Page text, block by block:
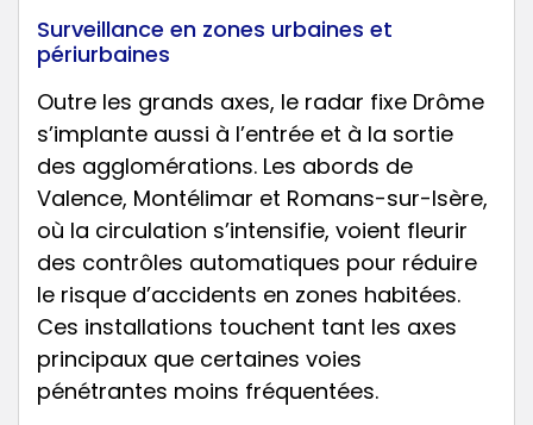
Surveillance en zones urbaines et
périurbaines
Outre les grands axes, le radar fixe Drôme
s’implante aussi à l’entrée et à la sortie
des agglomérations. Les abords de
Valence, Montélimar et Romans-sur-Isère,
où la circulation s’intensifie, voient fleurir
des contrôles automatiques pour réduire
le risque d’accidents en zones habitées.
Ces installations touchent tant les axes
principaux que certaines voies
pénétrantes moins fréquentées.